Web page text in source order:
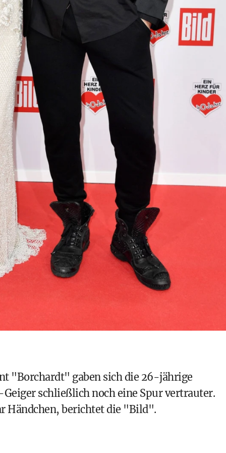
"Borchardt" gaben sich die 26-jährige
schließlich noch eine Spur vertrauter.
Händchen, berichtet die "Bild".